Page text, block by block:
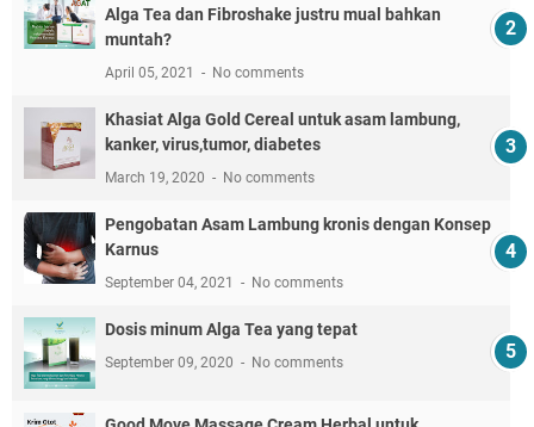
Alga Tea dan Fibroshake justru mual bahkan
muntah?
April 05, 2021 No comments
Khasiat Alga Gold Cereal untuk asam lambung,
kanker, virus,tumor, diabetes
March 19, 2020 No comments
Pengobatan Asam Lambung kronis dengan Konsep
Karnus
September 04, 2021 No comments
Dosis minum Alga Tea yang tepat
September 09, 2020 No comments